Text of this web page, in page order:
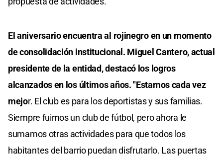
El aniversario encuentra al rojinegro en un momento
de consolidación institucional. Miguel Cantero, actual
presidente de la entidad, destacó los logros
alcanzados en los últimos años. "Estamos cada vez
mejor. El club es para los deportistas y sus familias.
Siempre fuimos un club de fútbol, pero ahora le
sumamos otras actividades para que todos los
habitantes del barrio puedan disfrutarlo. Las puertas